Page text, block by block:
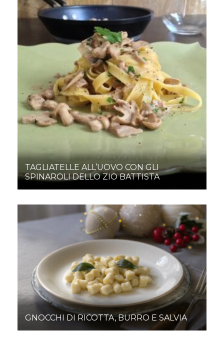
TAGLIATELLE ALL’UOVO CON GLI
SPINAROLI DELLO ZIO BATTISTA
GNOCCHI DI RICOTTA, BURRO E SALVIA